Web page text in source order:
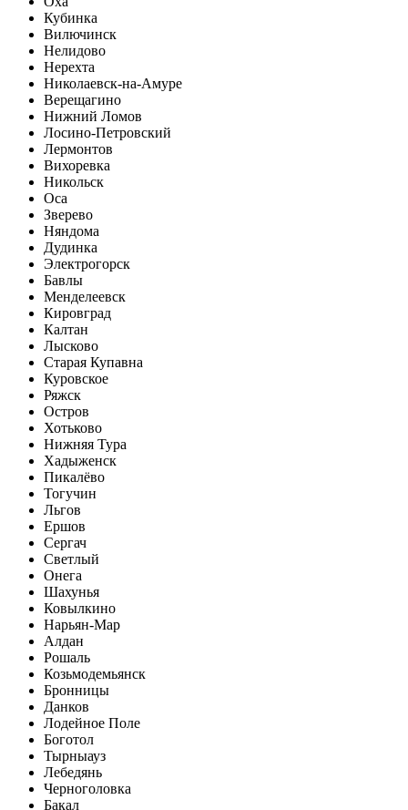
Кубинка
Вилючинск
Нелидово
Нерехта
Николаевск-на-Амуре
Верещагино
Нижний Ломов
Лосино-Петровский
Лермонтов
Вихоревка
Никольск
Оса
Зверево
Няндома
Дудинка
Электрогорск
Бавлы
Менделеевск
Кировград
Калтан
Лысково
Старая Купавна
Куровское
Ряжск
Остров
Хотьково
Нижняя Тура
Хадыженск
Пикалёво
Тогучин
Льгов
Ершов
Сергач
Светлый
Онега
Шахунья
Ковылкино
Нарьян-Мар
Алдан
Рошаль
Козьмодемьянск
Бронницы
Данков
Лодейное Поле
Боготол
Тырныауз
Лебедянь
Черноголовка
Бакал